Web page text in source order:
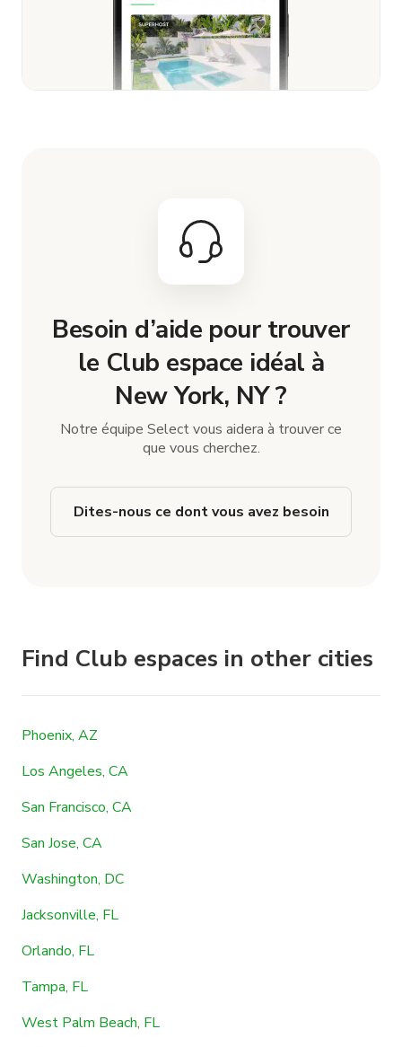
Besoin d’aide pour trouver
le Club espace idéal à
New York, NY ?
Notre équipe Select vous aidera à trouver ce
que vous cherchez.
Dites-nous ce dont vous avez besoin
Find Club espaces in other cities
Phoenix, AZ
Los Angeles, CA
San Francisco, CA
San Jose, CA
Washington, DC
Jacksonville, FL
Orlando, FL
Tampa, FL
West Palm Beach, FL